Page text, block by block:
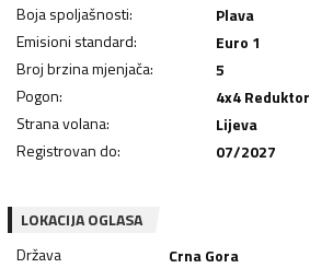
Boja spoljašnosti:
Plava
Emisioni standard:
Euro 1
Broj brzina mjenjača:
5
Pogon:
4x4 Reduktor
Strana volana:
Lijeva
Registrovan do: 07/2027
LOKACIJA OGLASA
Država
Crna Gora